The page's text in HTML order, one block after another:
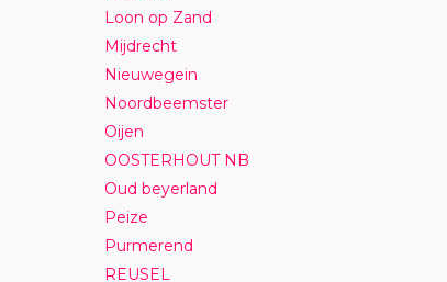
Loon op Zand
Mijdrecht
Nieuwegein
Noordbeemster
Oijen
OOSTERHOUT NB
Oud beyerland
Peize
Purmerend
REUSEL